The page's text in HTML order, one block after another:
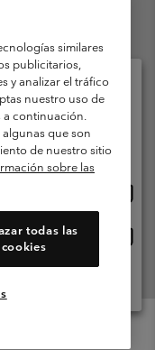
Usuarios
similares
publicitarios,
y analizar el tráfico
nuestro uso de
a continuación.
que son
de nuestro sitio
sobre las
todas las
cookies
envío
línea